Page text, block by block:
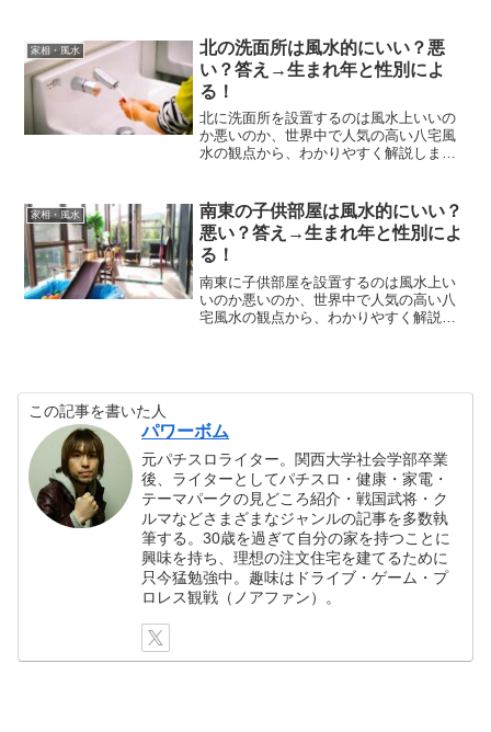
家相・風水
北の洗面所は風水的にいい？悪
い？答え→生まれ年と性別によ
る！
北に洗面所を設置するのは風水上いいの
か悪いのか、世界中で人気の高い八宅風
水の観点から、わかりやすく解説しま
家相・風水
南東の子供部屋は風水的にいい？
悪い？答え→生まれ年と性別によ
る！
南東に子供部屋を設置するのは風水上い
いのか悪いのか、世界中で人気の高い八
宅風水の観点から、わかりやすく解説し
この記事を書いた人
パワーボム
元パチスロライター。関西大学社会学部卒業
後、ライターとしてパチスロ・健康・家電・
テーマパークの見どころ紹介・戦国武将・ク
ルマなどさまざまなジャンルの記事を多数執
筆する。30歳を過ぎて自分の家を持つことに
興味を持ち、理想の注文住宅を建てるために
只今猛勉強中。趣味はドライブ・ゲーム・プ
ロレス観戦（ノアファン）。